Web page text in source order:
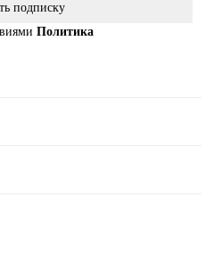
подписку
Политика